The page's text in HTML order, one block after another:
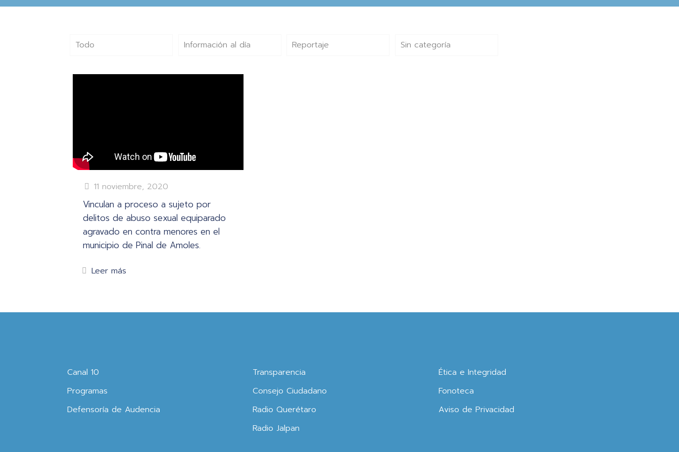
Todo Información al día Reportaje Sin categoría
11 noviembre, 2020
Vinculan a proceso a sujeto por
delitos de abuso sexual equiparado
agravado en contra menores en el
municipio de Pinal de Amoles.
Leer más
Canal 10
Programas
Defensoría de Audencia
Transparencia
Consejo Ciudadano
Radio Querétaro
Radio Jalpan
Ética e Integridad
Fonoteca
Aviso de Privacidad